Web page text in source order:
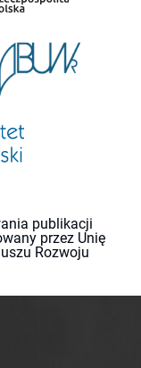
publikacji
przez Unię
Rozwoju